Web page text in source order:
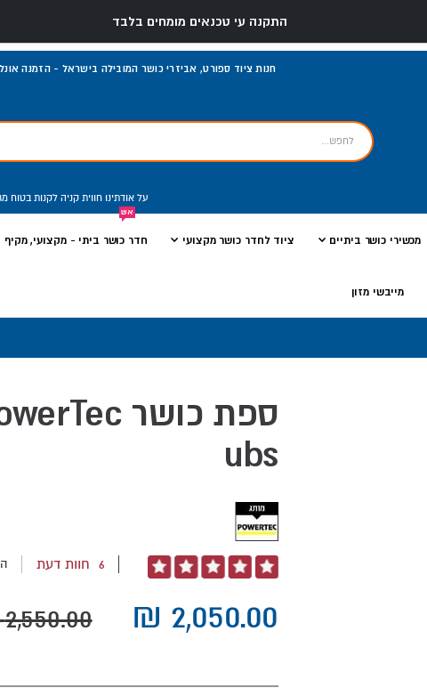
התקנה עי טכנאים מומחים בלבד
חנות ציוד ספורט, אביזרי כושר המובילה בישראל - הזמנה
על אודתינו חווית קניה לקנות בטוח
מכשירי כושר ביתיים ציוד לחדר כושר מקצועי חדר כושר ביתי - מקצועי, מקיף
אש
מייבשי מזון
ubs
דירוג: 6 חוות דעת
‏2,550.00 ₪